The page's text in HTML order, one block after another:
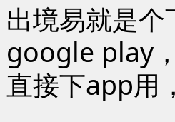
出境易就是
google play
直接下app用